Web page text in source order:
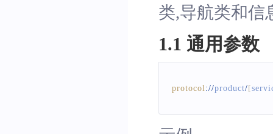
类,导航类和信
1.1 通用参数
protocol ://product/[